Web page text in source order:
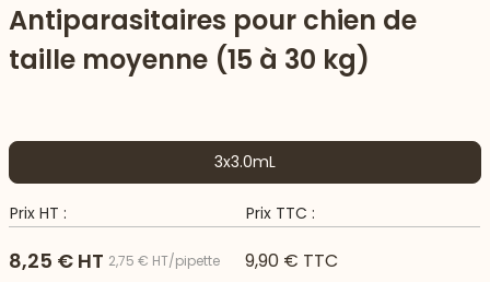
le bas
Antiparasitaires pour chien de
taille moyenne (15 à 30 kg)
3x3.0mL
Prix HT : Prix TTC :
8,25 € HT 2,75 € HT/pipette 9,90 € TTC